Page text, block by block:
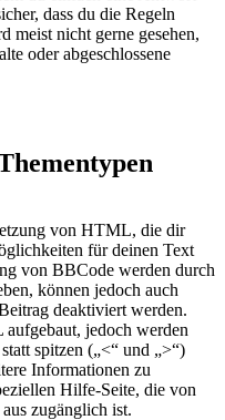
dass du die Regeln
meist nicht gerne gesehen,
oder abgeschlossene
von HTML, die dir
für deinen Text
von BBCode werden durch
können jedoch auch
deaktiviert werden.
jedoch werden
spitzen („<“ und „>“)
Informationen zu
Hilfe-Seite, die von
zugänglich ist.